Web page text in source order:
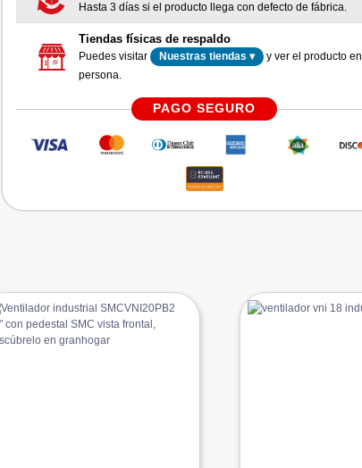
Hasta 3 días si el producto llega con defecto de fábrica.
Tiendas físicas de respaldo
Puedes visitar Nuestras tiendas ▾
y ver el producto en
persona.
PAGO SEGURO